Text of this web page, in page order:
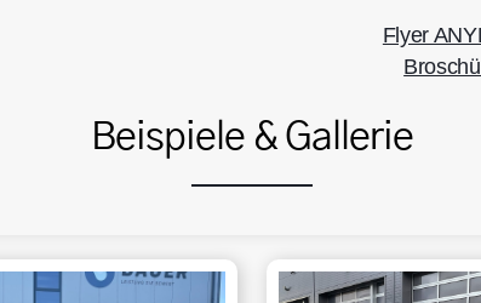
Flyer
Beispiele & Gallerie